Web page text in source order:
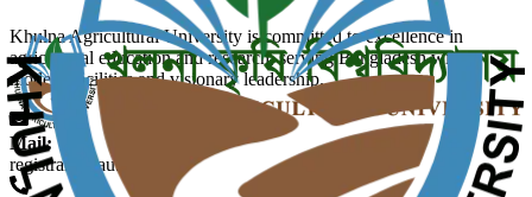
Khulna Agricultural University is committed to excellence in
agricultural education and research, serving Bangladesh with
modern facilities and visionary leadership.
Mail:
registrar@kau.ac.bd